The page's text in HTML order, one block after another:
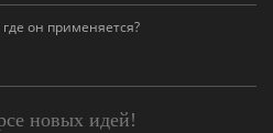
он применяется?
новых идей!